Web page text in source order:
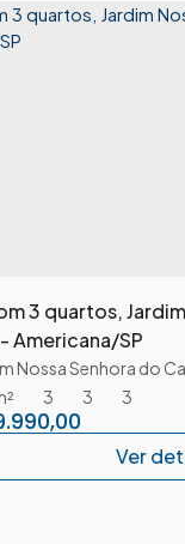
3 quartos,
Americana/SP
Nossa Senhora do
3
3 3